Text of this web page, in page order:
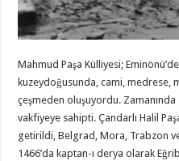
Mahmud Paşa Külliyesi;
kuzeydoğusunda, cami, medrese,
çeşmeden oluşuyordu.
vakfiyeye sahipti. Çandarlı Halil
getirildi, Belgrad, Mora, Trabzon
1466’da kaptan-ı derya olarak